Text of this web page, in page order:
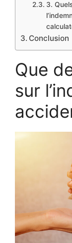
3.
Conclusion
Que
sur